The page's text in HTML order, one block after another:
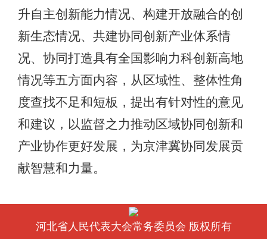
升自主创新能力情况、构建开放融合的创
新生态情况、共建协同创新产业体系情
况、协同打造具有全国影响力科创新高地
情况等五方面内容，从区域性、整体性角
度查找不足和短板，提出有针对性的意见
和建议，以监督之力推动区域协同创新和
产业协作更好发展，为京津冀协同发展贡
献智慧和力量。
河北省人民代表大会常务委员会 版权所有